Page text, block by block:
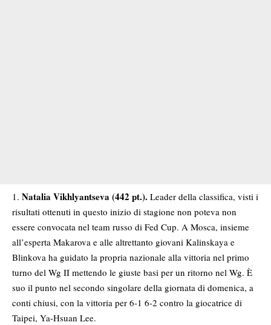
Natalia Vikhlyantseva (442 pt.). Leader della classifica, visti i
risultati ottenuti in questo inizio di stagione non poteva non
essere convocata nel team russo di Fed Cup. A Mosca, insieme
all’esperta Makarova e alle altrettanto giovani Kalinskaya e
Blinkova ha guidato la propria nazionale alla vittoria nel primo
turno del Wg II mettendo le giuste basi per un ritorno nel Wg. È
suo il punto nel secondo singolare della giornata di domenica, a
conti chiusi, con la vittoria per 6-1 6-2 contro la giocatrice di
Taipei, Ya-Hsuan Lee.